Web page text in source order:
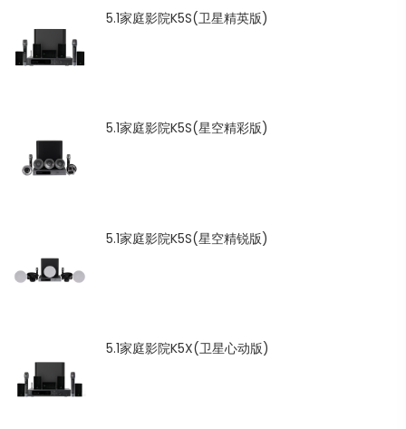
5.1家庭影院K5S(卫星精英版)
5.1家庭影院K5S(星空精彩版)
5.1家庭影院K5S(星空精锐版)
5.1家庭影院K5X(卫星心动版)